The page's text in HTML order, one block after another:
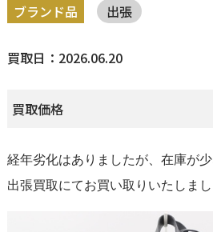
ブランド品 出張
買取日：2026.06.20
買取価格
経年劣化はありましたが、在庫が
出張買取にてお買い取りいたしまし